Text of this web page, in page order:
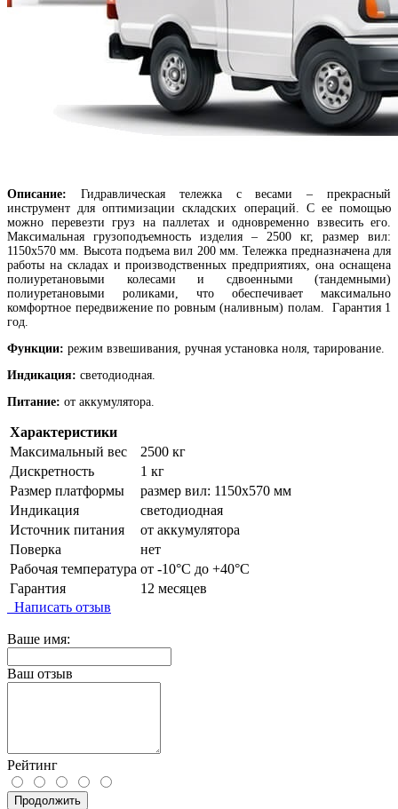
Описание:
Гидравлическая тележка с весами – прекрасный
инструмент для оптимизации складских операций. С ее помощью
можно перевезти груз на паллетах и одновременно взвесить его.
Максимальная грузоподъемность изделия – 2500 кг, размер вил:
1150х570 мм. Высота подъема вил 200 мм. Тележка предназначена для
работы на складах и производственных предприятиях, она оснащена
полиуретановыми колесами и сдвоенными (тандемными)
полиуретановыми роликами, что обеспечивает максимально
комфортное передвижение по ровным (наливным) полам.
Гарантия 1
год.
Функции: режим взвешивания, ручная установка ноля, тарирование.
Индикация: светодиодная.
Питание: от аккумулятора.
Характеристики
Максимальный вес
2500 кг
Дискретность
1 кг
Размер платформы
размер вил: 1150х570 мм
Индикация
светодиодная
Источник питания
от аккумулятора
Поверка
нет
Рабочая температура от -10°C до +40°C
Гарантия
12 месяцев
Написать отзыв
Ваше имя:
Ваш отзыв
Рейтинг
Продолжить